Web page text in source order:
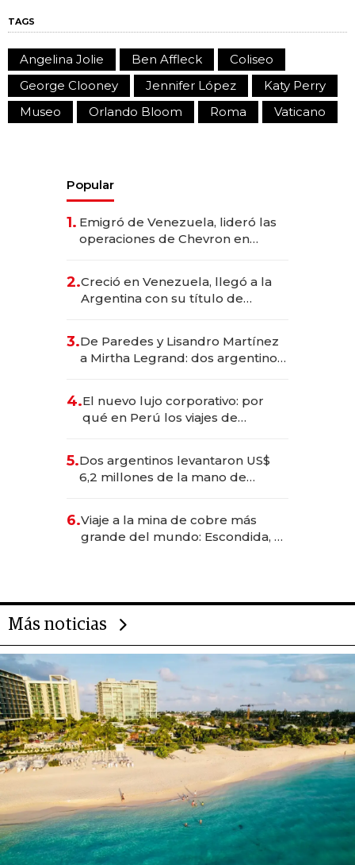
TAGS
Angelina Jolie Ben Affleck
Coliseo
George Clooney
Jennifer López
Katy Perry
Museo
Orlando Bloom Roma Vaticano
Popular
1. Emigró de Venezuela, lideró las
operaciones de Chevron en
2.Creció en Venezuela, llegó a la
Argentina con su título de
las marcas "fast premium"
3.De Paredes y Lisandro Martínez
a Mirtha Legrand: dos argentinos
4.El nuevo lujo corporativo: por
qué en Perú los viajes de
para convertirse en experiencias
transformadoras
5.Dos argentinos levantaron US$
6,2 millones de la mano de
6.Viaje a la mina de cobre más
grande del mundo: Escondida, el
Más noticias